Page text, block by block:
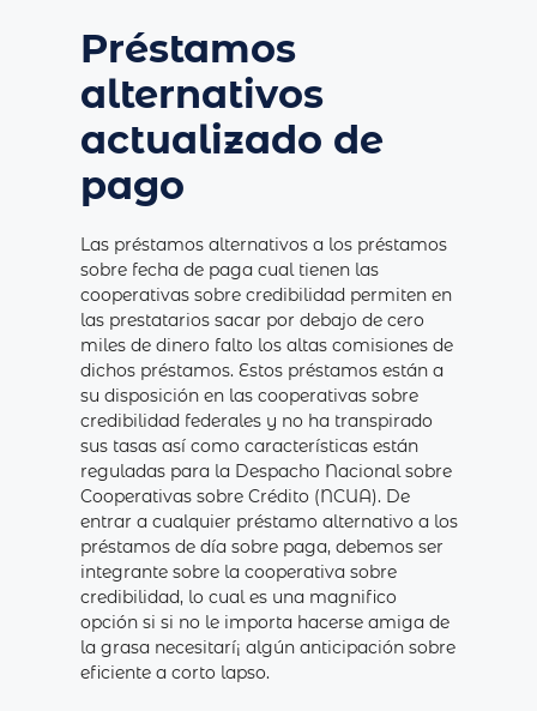
Préstamos
alternativos
actualizado de
pago
Las préstamos alternativos a los préstamos
sobre fecha de paga cual tienen las
cooperativas sobre credibilidad permiten en
las prestatarios sacar por debajo de cero
miles de dinero falto los altas comisiones de
dichos préstamos. Estos préstamos están a
su disposición en las cooperativas sobre
credibilidad federales y no ha transpirado
sus tasas así­ como características están
reguladas para la Despacho Nacional sobre
Cooperativas sobre Crédito (NCUA). De
entrar a cualquier préstamo alternativo a los
préstamos de día sobre paga, debemos ser
integrante sobre la cooperativa sobre
credibilidad, lo cual es una magnifico
opción si si no le importa hacerse amiga de
la grasa necesitarí¡ algún anticipación sobre
eficiente a corto lapso.